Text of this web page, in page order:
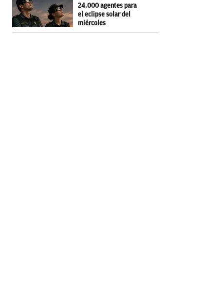
24.000 agentes para
el eclipse solar del
miércoles